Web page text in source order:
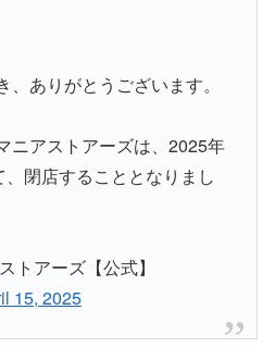
ありがとうございます。
ニアストアーズは、2025年
閉店することとなりまし
アーズ【公式】
15, 2025